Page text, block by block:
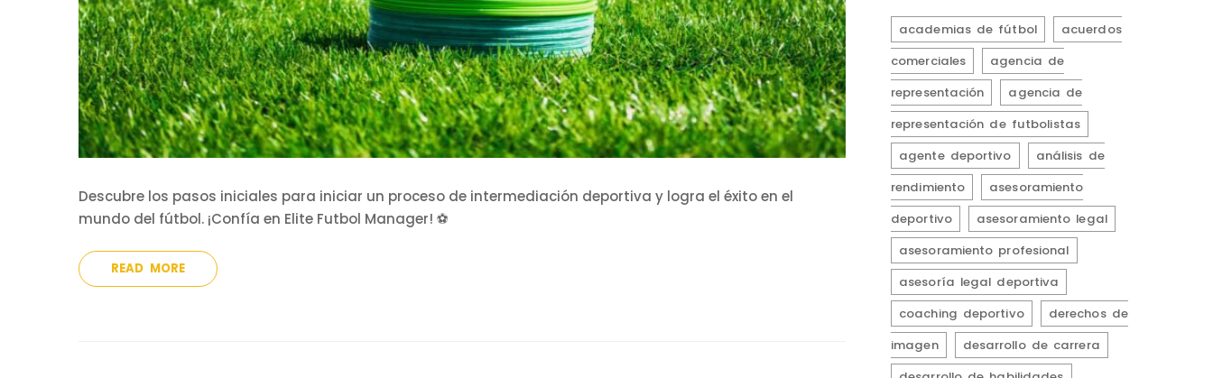
Descubre los pasos iniciales para iniciar un proceso de intermediación deportiva y logra el éxito en el
mundo del fútbol. ¡Confía en Elite Futbol Manager! ⚽
READ MORE
academias de fútbol
acuerdos
comerciales
agencia de
representación
agencia de
representación de futbolistas
agente deportivo
análisis de
rendimiento
asesoramiento
deportivo
asesoramiento legal
asesoramiento profesional
asesoría legal deportiva
coaching deportivo
derechos de
imagen
desarrollo de carrera